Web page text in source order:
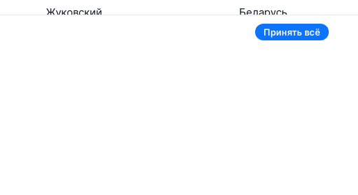
Жуковский
Беларусь
Россия
Таджикистан
Принять всё